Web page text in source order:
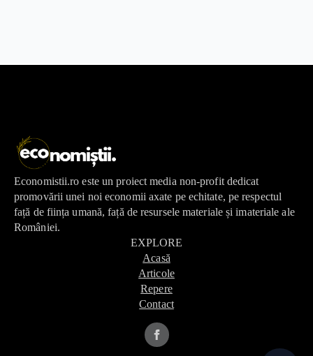
Economistii.ro este un proiect media non-profit dedicat
promovării unei noi economii axate pe echitate, pe respectul
față de ființa umană, față de resursele materiale și imateriale ale
României.
EXPLORE
Acasă
Articole
Repere
Contact